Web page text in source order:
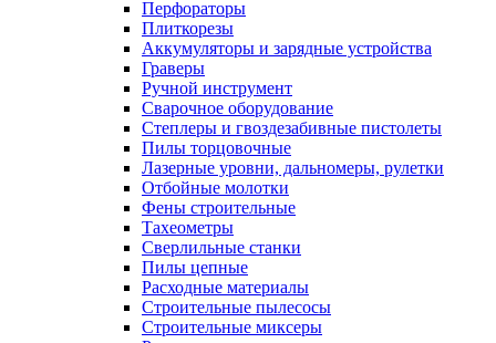
Перфораторы
Плиткорезы
Аккумуляторы и зарядные устройства
Граверы
Ручной инструмент
Сварочное оборудование
Степлеры и гвоздезабивные пистолеты
Пилы торцовочные
Лазерные уровни, дальномеры, рулетки
Отбойные молотки
Фены строительные
Тахеометры
Сверлильные станки
Пилы цепные
Расходные материалы
Строительные пылесосы
Строительные миксеры